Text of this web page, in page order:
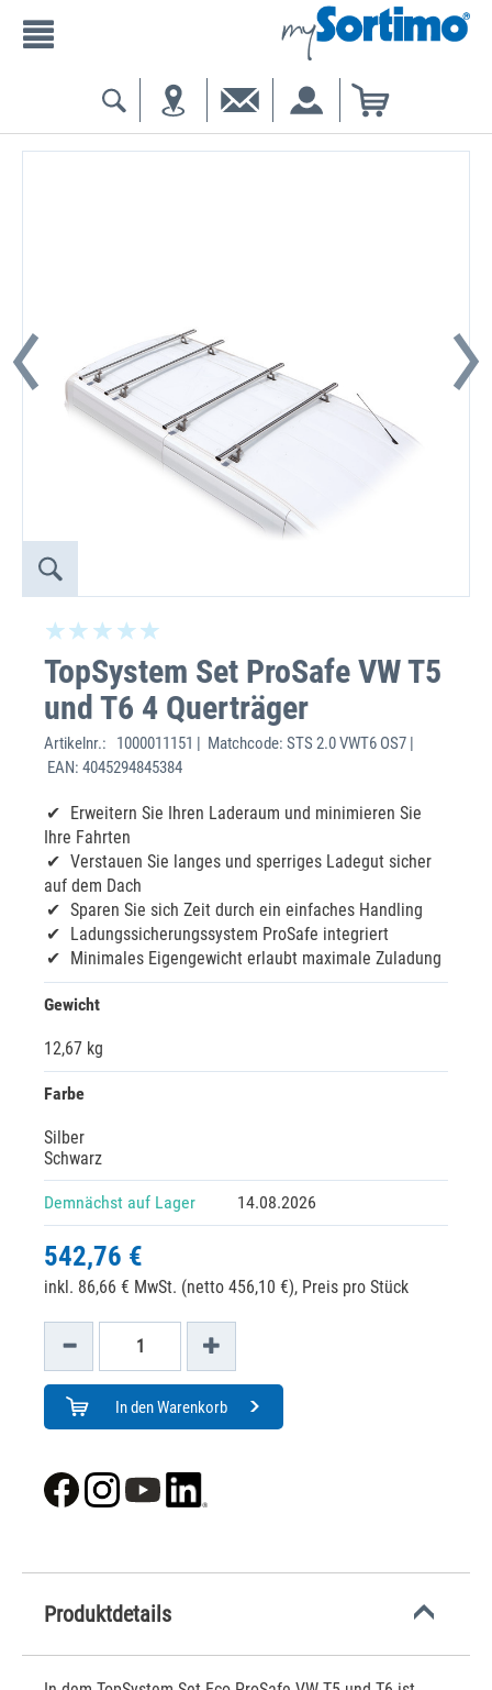
TopSystem Set ProSafe VW T5
und T6 4 Querträger
Artikelnr.:
1000011151 | Matchcode: STS 2.0 VWT6 OS7 |
EAN: 4045294845384
Erweitern Sie Ihren Laderaum und minimieren Sie
Ihre Fahrten
Verstauen Sie langes und sperriges Ladegut sicher
auf dem Dach
Sparen Sie sich Zeit durch ein einfaches Handling
Ladungssicherungssystem ProSafe integriert
Minimales Eigengewicht erlaubt maximale Zuladung
Gewicht
12,67 kg
Farbe
Silber
Schwarz
Demnächst auf Lager 14.08.2026
542,76 €
inkl. 86,66 € MwSt. (netto 456,10 €), Preis pro Stück
In den Warenkorb
Produktdetails